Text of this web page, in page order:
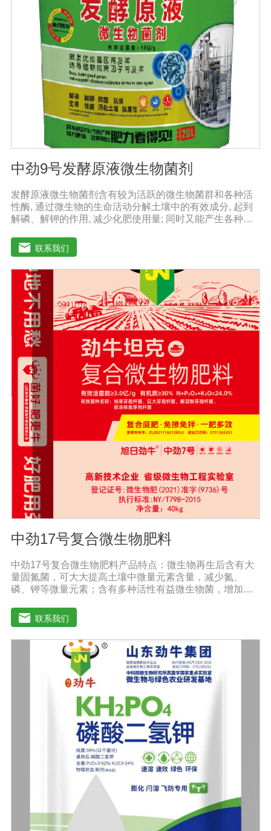
黄色。渗透压昆虫细胞的渗透压与脊椎动物的渗透压相差
甚大，几乎为脊椎动物的两倍。因而昆虫细胞培养基的渗
透压为340-390mOsmol/kg，脊椎动物细胞培养基为290-
330 mOsmol/kg。谷氨酰胺和葡萄糖哺乳动物细胞培养过
程中过量代谢谷氨酰胺和葡萄糖会导致产生过量的铵盐和
乳酸盐，这些代谢产物的积累通常是受抑制的。
中劲9号发酵原液微生物菌剂
发酵原液微生物菌剂含有较为活跃的微生物菌群和各种活
性酶, 通过微生物的生命活动分解土壤中的有效成分, 起到
解磷、解钾的作用, 减少化肥使用量; 同时又能产生各种农
刺激调节植物生长; 并且能产生抗生素、系统防卫酶等多种
物质, 可以抑制细菌或真菌性病害或诱导系统抗性, 间接达
到促进植物生长的作用。【产品功能】1、改善土填养分疏
松土壤, 提高土壤通透性和保水保肥能力, 增加土壤有机质
防止板结, 有效解决因连工连作、重茬等原因造成的减产问
题。2、解磷解钾、提高化肥利用率有效菌能分解土壤中的
有机质, 减少氨肥的流失; 其中解钾解磷菌能将土壤中固化
的化学钾肥、化学磷肥分解转化为速效钾、速效磷。3、改
善作物品质使用菌剂后, 作物中的蛋白质、糖分、氮基酸、
维生素等有益成分含量有所提高, 起到改善作物品质的作
用。4、增强作物的抗逆性能、提高产量分泌赤霉素、细胞
分裂素、生长素等活性物质, 刺激、调节、促进作物的生长
发育, 增强农作物的抗逆性能, 有利于农作物的增产5、预
防、抑制细菌、真菌性病害如:小麦根腐病、镰刀菌、姜腐
病、黄萎病、灰葡萄孢、香蕉与棉花等枯萎病。
联系我们
中劲17号复合微生物肥料
中劲17号复合微生物肥料产品特点：微生物再生后含有大
量固氮菌，可大大提高土壤中微量元素含量，减少氮、
磷、钾等微量元素；含有多种活性有益微生物菌，增加土
大大提高土壤肥力，减少化肥用量。增产效果明显：根据
作物的不同，高达20%-60%。提高作物和农产品质量，增
加农民收入。重建健康土壤，改善作物抵抗病虫害。改善
土壤板结，激发土壤活力，提供额外的天然植物生长和。
发达根系，增强吸收能力，提高作物和抵抗力。抑制土壤
中的线虫和植物根部病虫害，从根本上减少农药的使用。
促进植物生长发育，提高抗逆性。促进根系生长，果树开
花整齐，保花保果；落叶期晚，抗早春病害。防治早衰，
抗重建，抗倒伏，抗旱抗寒。根据作物肥料需求的特点，
每个时期都有不同的肥料需求，使作物在早期阶段不会出
现长期脱肥现象。适用范围：果树类：苹果、梨、红枣、
葡萄、桃、枸杞、蜜桔、柿子、石榴、猕猴桃、李子、龙
眼、荔枝、柑橘、青梅等瓜菜类：土豆、茄子、黄瓜、大
姜、大蒜、西瓜、甜瓜、冬瓜、辣椒、番茄、苦瓜、南
瓜、地瓜、西葫芦、麻山药等
联系我们